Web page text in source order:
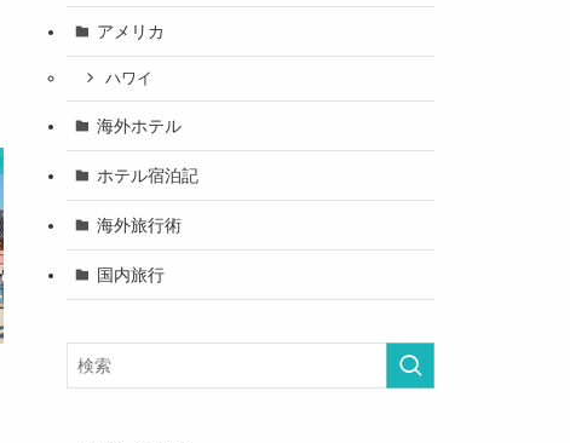
アメリカ
ハワイ
海外ホテル
ホテル宿泊記
海外旅行術
国内旅行